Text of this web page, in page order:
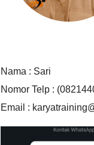
Nama : Sari
Nomor Telp :
Email :